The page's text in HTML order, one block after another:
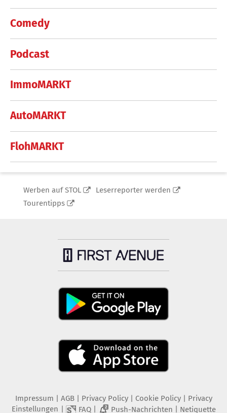
Comedy
Podcast
ImmoMARKT
AutoMARKT
FlohMARKT
Werben auf STOL
Leserreporter werden
Tourentipps
Impressum AGB Privacy Policy| Cookie Policy| Privacy
Einstellungen
FAQ| 2 Push-Nachrichten Netiquette